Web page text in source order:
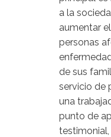
a la
aumentar
personas
de sus
servicio de
una
punto de